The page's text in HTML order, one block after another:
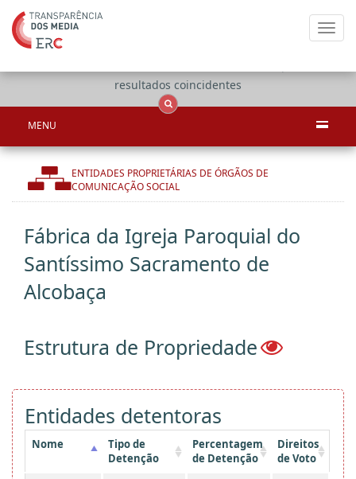
resultados coincidentes
MENU
ENTIDADES PROPRIETÁRIAS DE ÓRGÃOS DE
COMUNICAÇÃO SOCIAL
Fábrica da Igreja Paroquial do
Santíssimo Sacramento de
Alcobaça
Estrutura de Propriedade
Entidades detentoras
Nome
Tipo de
Detenção
Percentagem
de Detenção
Direitos
de Voto